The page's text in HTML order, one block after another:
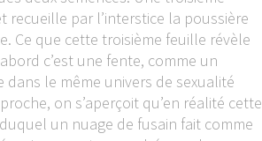
recueille par l’interstice la poussière
Ce que cette troisième feuille révèle
c’est une fente, comme un
le même univers de sexualité
on s’aperçoit qu’en réalité cette
un nuage de fusain fait comme